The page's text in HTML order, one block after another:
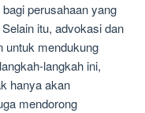
perusahaan yang
itu, advokasi dan
untuk mendukung
langkah ini,
hanya akan
mendorong